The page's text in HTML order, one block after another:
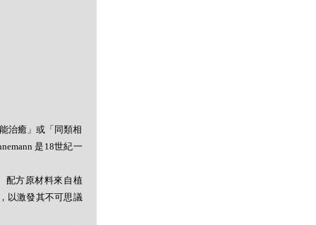
治癒」或「同類相
是18世紀一
配方原材料來自植
以激發其不可思議